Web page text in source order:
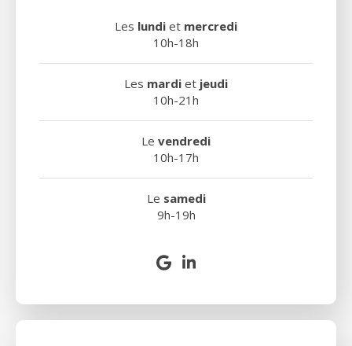
Les lundi et mercredi
10h-18h
Les mardi et jeudi
10h-21h
Le vendredi
10h-17h
Le samedi
9h-19h